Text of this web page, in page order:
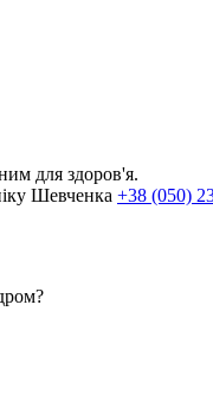
для здоров'я.
Шевченка +38 (050)